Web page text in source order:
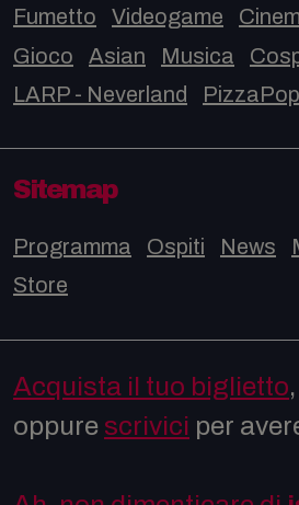
Fumetto Videogame
Gioco
Asian Musica
LARP - Neverland
PizzaPop
Sitemap
Programma Ospiti News
Store
Acquista il tuo biglietto,
oppure scrivici per